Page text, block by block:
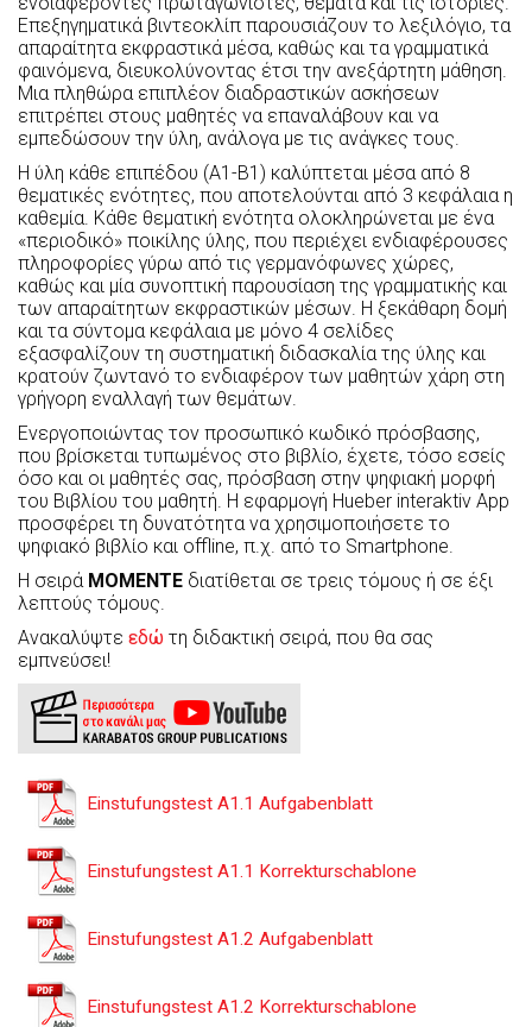
Επεξηγηματικά βιντεοκλίπ παρουσιάζουν το λεξιλόγιο, τα
απαραίτητα εκφραστικά μέσα, καθώς και τα γραμματικά
φαινόμενα, διευκολύνοντας έτσι την ανεξάρτητη μάθηση.
Μια πληθώρα επιπλέον διαδραστικών ασκήσεων
επιτρέπει στους μαθητές να επαναλάβουν και να
εμπεδώσουν την ύλη, ανάλογα με τις ανάγκες τους.
Η ύλη κάθε επιπέδου (Α1-B1) καλύπτεται μέσα από 8
θεματικές ενότητες, που αποτελούνται από 3 κεφάλαια η
καθεμία. Κάθε θεματική ενότητα ολοκληρώνεται με ένα
«περιοδικό» ποικίλης ύλης, που περιέχει ενδιαφέρουσες
πληροφορίες γύρω από τις γερμανόφωνες χώρες,
καθώς και μία συνοπτική παρουσίαση της γραμματικής και
των απαραίτητων εκφραστικών μέσων. Η ξεκάθαρη δομή
και τα σύντομα κεφάλαια με μόνο 4 σελίδες
εξασφαλίζουν τη συστηματική διδασκαλία της ύλης και
κρατούν ζωντανό το ενδιαφέρον των μαθητών χάρη στη
γρήγορη εναλλαγή των θεμάτων.
Ενεργοποιώντας τον προσωπικό κωδικό πρόσβασης,
που βρίσκεται τυπωμένος στο βιβλίο, έχετε, τόσο εσείς
όσο και οι μαθητές σας, πρόσβαση στην ψηφιακή μορφή
του Βιβλίου του μαθητή. Η εφαρμογή Hueber interaktiv App
προσφέρει τη δυνατότητα να χρησιμοποιήσετε το
ψηφιακό βιβλίο και offline, π.χ. από το Smartphone.
Η σειρά MOMENTE διατίθεται σε τρεις τόμους ή σε έξι
λεπτούς τόμους.
Ανακαλύψτε εδώ τη διδακτική σειρά, που θα σας
εμπνεύσει!
Einstufungstest A1.1 Aufgabenblatt
Einstufungstest A1.1 Korrekturschablone
Einstufungstest A1.2 Aufgabenblatt
Einstufungstest A1.2 Korrekturschablone